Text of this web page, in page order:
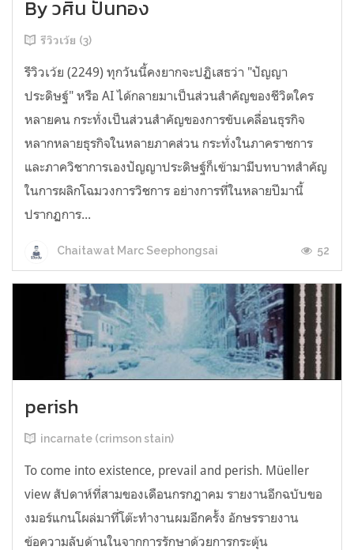
By วศิน ปั้นทอง
รีวิวเว้ย (3)
รีวิวเว้ย (2249) ทุกวันนี้คงยากจะปฏิเสธว่า "ปัญญา
ประดิษฐ์" หรือ AI ได้กลายมาเป็นส่วนสำคัญของชีวิตใคร
หลายคน กระทั่งเป็นส่วนสำคัญของการขับเคลื่อนธุรกิจ
หลากหลายธุรกิจในหลายภาคส่วน กระทั่งในภาคราชการ
และภาควิชาการเองปัญญาประดิษฐ์ก็เข้ามามีบทบาทสำคัญ
ในการผลิกโฉมวงการวิชการ อย่างการที่ในหลายปีมานี้
ปรากฏการ...
Chaitawat Marc Seephongsai 52
perish
incarnate (crimson stain)
To come into existence, prevail and perish. Müeller
view สัปดาห์ที่สามของเดือนกรกฎาคม รายงานอีกฉบับขอ
งมอร์แกนโผล่มาที่โต๊ะทำงานผมอีกครั้ง อักษรรายงาน
ข้อความลับด้านในจากการรักษาด้วยการกระตุ้น